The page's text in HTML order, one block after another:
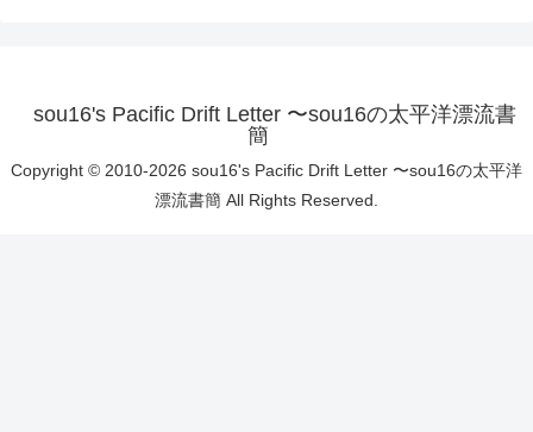
sou16's Pacific Drift Letter 〜sou16の太平洋漂流書
簡
Copyright © 2010-2026 sou16's Pacific Drift Letter 〜sou16の太平洋
漂流書簡 All Rights Reserved.